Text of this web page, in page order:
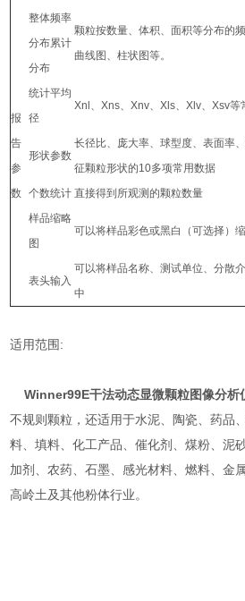
报
告
参
数
整体频率
分布累计
分布
颗粒按数量、体积、面积等分布的
曲线图、柱状图等。
统计平均
径
Xnl、Xns、Xnv、Xls、Xlv、Xsv等
形状参数
长径比、庞大率、球型度、表面率
征颗粒形状的10多项常用数据
个数统计 直接得到所观测的颗粒数量
样品缩略
图
可以将样品彩色或黑白（可选择）
表头输入
可以将样品名称、测试单位、分散
中
适用范围:
Winner99E干法动态显微颗粒图像分析
不规则颗粒，还适用于水泥、陶瓷、药品
料、填料、化工产品、催化剂、煤粉、泥
加剂、农药、石墨、感光材料、燃料、金
高岭土及其他粉体行业。